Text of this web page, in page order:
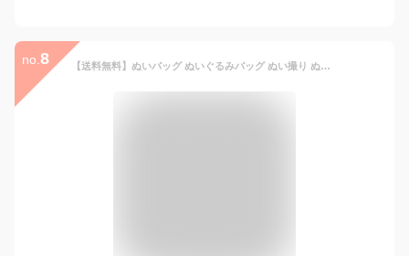
no. 8 【送料無料】ぬいバッグ ぬいぐるみバッグ ぬい撮り ぬいぐるみポーチ ぬいポーチ ポーチ 推し活バッグ 推しポーチ 推し入れ透明 ぬいぐるみ 推し活 推し活グッズ 収納 見せる バッグ かばん カバン 黒 水色 ピンク